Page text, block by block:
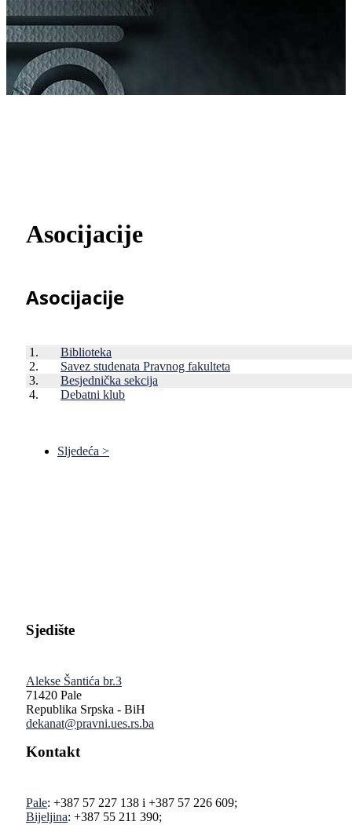
Asocijacije
Asocijacije
1.
Biblioteka
2.
Savez studenata Pravnog fakulteta
3.
Besjednička sekcija
4.
Debatni klub
Sljedeća >
Sjedište
Alekse Šantića br.3
71420 Pale
Republika Srpska - BiH
dekanat@pravni.ues.rs.ba
Kontakt
Pale: +387 57 227 138 i +387 57 226 609;
Bijeljina: +387 55 211 390;